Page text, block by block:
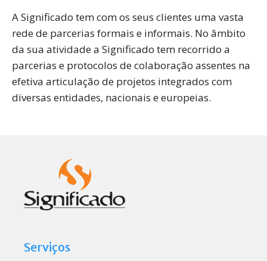
A Significado tem com os seus clientes uma vasta
rede de parcerias formais e informais. No âmbito
da sua atividade a Significado tem recorrido a
parcerias e protocolos de colaboração assentes na
efetiva articulação de projetos integrados com
diversas entidades, nacionais e europeias.
Serviços